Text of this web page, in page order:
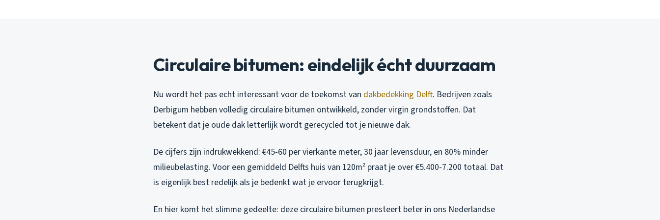
Circulaire bitumen: eindelijk écht duurzaam
Nu wordt het pas echt interessant voor de toekomst van dakbedekking Delft. Bedrijven zoals
Derbigum hebben volledig circulaire bitumen ontwikkeld, zonder virgin grondstoffen. Dat
betekent dat je oude dak letterlijk wordt gerecycled tot je nieuwe dak.
De cijfers zijn indrukwekkend: €45-60 per vierkante meter, 30 jaar levensduur, en 80% minder
milieubelasting. Voor een gemiddeld Delfts huis van 120m² praat je over €5.400-7.200 totaal. Dat
is eigenlijk best redelijk als je bedenkt wat je ervoor terugkrijgt.
En hier komt het slimme gedeelte: deze circulaire bitumen presteert beter in ons Nederlandse